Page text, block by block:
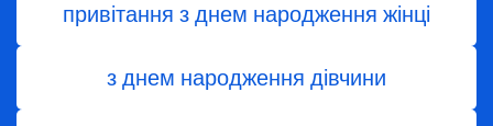
привітання з днем народження жінці
з днем ​​народження дівчини